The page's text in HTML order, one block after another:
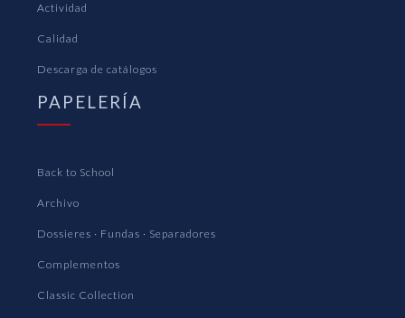
Actividad
Calidad
Descarga de catálogos
PAPELERÍA
Back to School
Archivo
Dossieres · Fundas · Separadores
Complementos
Classic Collection